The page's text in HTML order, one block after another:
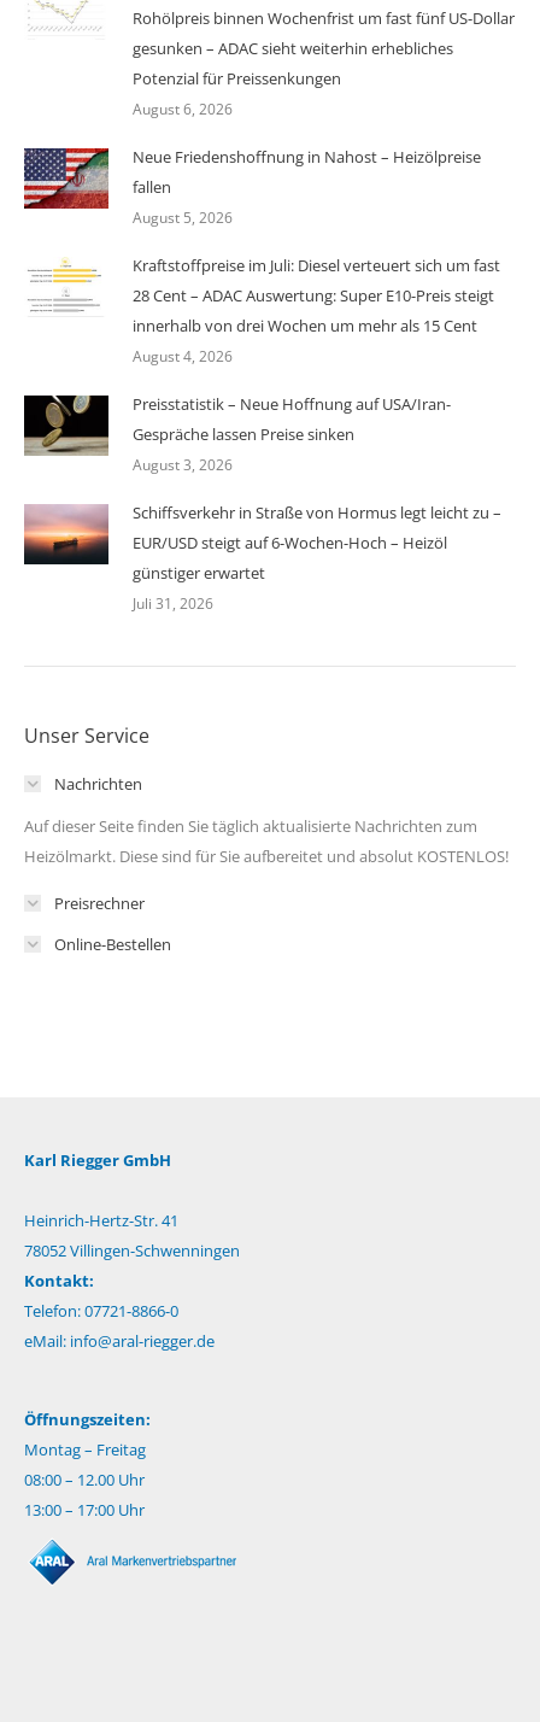
Rohölpreis binnen Wochenfrist um fast fünf US-Dollar
gesunken – ADAC sieht weiterhin erhebliches
Potenzial für Preissenkungen
August 6, 2026
Neue Friedenshoffnung in Nahost – Heizölpreise
fallen
August 5, 2026
Kraftstoffpreise im Juli: Diesel verteuert sich um fast
28 Cent – ADAC Auswertung: Super E10-Preis steigt
innerhalb von drei Wochen um mehr als 15 Cent
August 4, 2026
Preisstatistik – Neue Hoffnung auf USA/Iran-
Gespräche lassen Preise sinken
August 3, 2026
Schiffsverkehr in Straße von Hormus legt leicht zu –
EUR/USD steigt auf 6-Wochen-Hoch – Heizöl
günstiger erwartet
Juli 31, 2026
Unser Service
Nachrichten
Auf dieser Seite finden Sie täglich aktualisierte Nachrichten zum
Heizölmarkt. Diese sind für Sie aufbereitet und absolut KOSTENLOS!
Preisrechner
Online-Bestellen
Karl Riegger GmbH
Heinrich-Hertz-Str. 41
78052 Villingen-Schwenningen
Kontakt:
Telefon: 07721-8866-0
eMail: info@aral-riegger.de
Öffnungszeiten:
Montag – Freitag
08:00 – 12.00 Uhr
13:00 – 17:00 Uhr